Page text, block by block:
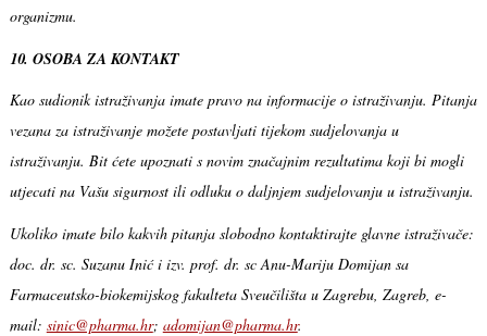
organizmu.
10. OSOBA ZA KONTAKT
Kao sudionik istraživanja imate pravo na informacije o istraživanju. Pitanja
vezana za istraživanje možete postavljati tijekom sudjelovanja u
istraživanju. Bit ćete upoznati s novim značajnim rezultatima koji bi mogli
utjecati na Vašu sigurnost ili odluku o daljnjem sudjelovanju u istraživanju.
Ukoliko imate bilo kakvih pitanja slobodno kontaktirajte glavne istraživače:
doc. dr. sc. Suzanu Inić i izv. prof. dr. sc Anu-Mariju Domijan sa
Farmaceutsko-biokemijskog fakulteta Sveučilišta u Zagrebu, Zagreb, e-
mail: sinic@pharma.hr; adomijan@pharma.hr.